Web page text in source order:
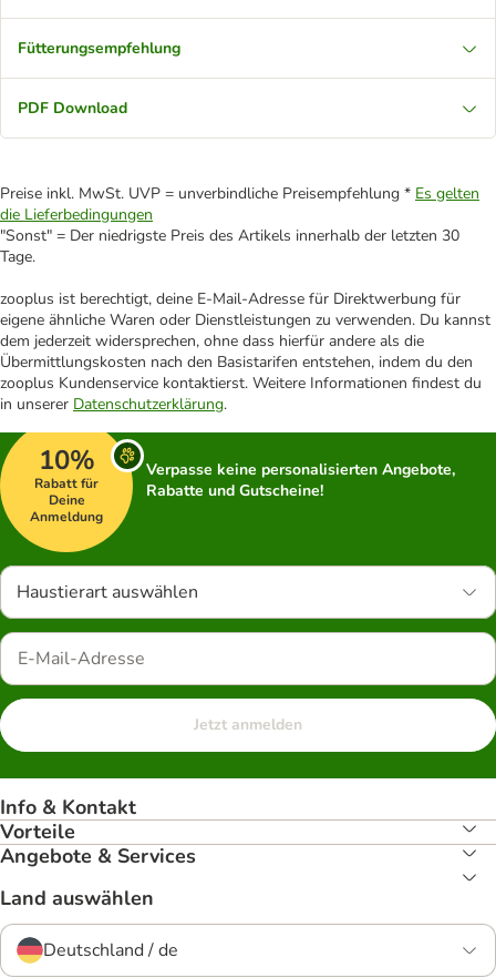
Fütterungsempfehlung
PDF Download
Preise inkl. MwSt. UVP = unverbindliche Preisempfehlung * Es gelten
die Lieferbedingungen
"Sonst" = Der niedrigste Preis des Artikels innerhalb der letzten 30
Tage.
zooplus ist berechtigt, deine E-Mail-Adresse für Direktwerbung für
eigene ähnliche Waren oder Dienstleistungen zu verwenden. Du kannst
dem jederzeit widersprechen, ohne dass hierfür andere als die
Übermittlungskosten nach den Basistarifen entstehen, indem du den
zooplus Kundenservice kontaktierst. Weitere Informationen findest du
in unserer Datenschutzerklärung.
10%
Rabatt für
Deine
Anmeldung
Verpasse keine personalisierten Angebote,
Rabatte und Gutscheine!
Haustierart auswählen
Jetzt anmelden
Info & Kontakt
Vorteile
Angebote & Services
Land auswählen
Deutschland / de